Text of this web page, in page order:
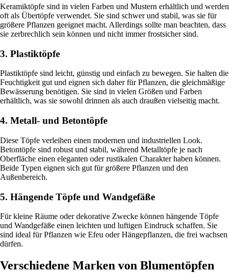
Keramiktöpfe sind in vielen Farben und Mustern erhältlich und werden
oft als Übertöpfe verwendet. Sie sind schwer und stabil, was sie für
größere Pflanzen geeignet macht. Allerdings sollte man beachten, dass
sie zerbrechlich sein können und nicht immer frostsicher sind.
3. Plastiktöpfe
Plastiktöpfe sind leicht, günstig und einfach zu bewegen. Sie halten die
Feuchtigkeit gut und eignen sich daher für Pflanzen, die gleichmäßige
Bewässerung benötigen. Sie sind in vielen Größen und Farben
erhältlich, was sie sowohl drinnen als auch draußen vielseitig macht.
4. Metall- und Betontöpfe
Diese Töpfe verleihen einen modernen und industriellen Look.
Betontöpfe sind robust und stabil, während Metalltöpfe je nach
Oberfläche einen eleganten oder rustikalen Charakter haben können.
Beide Typen eignen sich gut für größere Pflanzen und den
Außenbereich.
5. Hängende Töpfe und Wandgefäße
Für kleine Räume oder dekorative Zwecke können hängende Töpfe
und Wandgefäße einen leichten und luftigen Eindruck schaffen. Sie
sind ideal für Pflanzen wie Efeu oder Hängepflanzen, die frei wachsen
dürfen.
Verschiedene Marken von Blumentöpfen